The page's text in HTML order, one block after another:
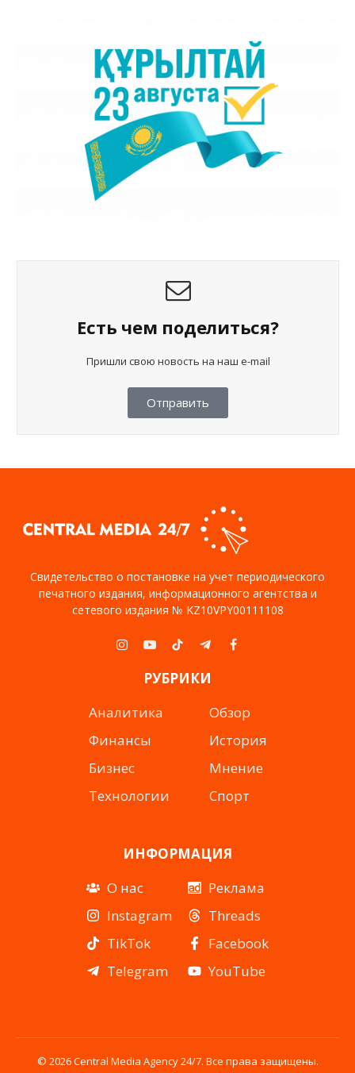
Есть чем поделиться?
Пришли свою новость на наш e-mail
Отправить
Свидетельство о постановке на учет периодического
печатного издания, информационного агентства и
сетевого издания № KZ10VPY00111108
Instagram
YouTubeTikTokTelegramFacebook
РУБРИКИ
Аналитика
Финансы
Бизнес
Технологии
Обзор
История
Мнение
Спорт
ИНФОРМАЦИЯ
О нас
Instagram
TikTok
Telegram
Реклама
Threads
Facebook
YouTube
© 2026 Central Media Agency 24/7. Все права защищены.